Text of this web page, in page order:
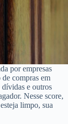
por empresas
compras em
e outros
Nesse score,
limpo, sua